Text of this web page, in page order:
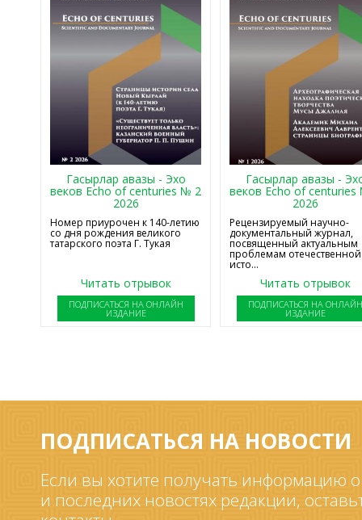
Гасырлар авазы - Эхо
веков Echo of centuries № 2
2026
Номер приурочен к 140-летию
со дня рождения великого
татарского поэта Г. Тукая
Читать отрывок
ПОДПИСАТЬСЯ НА ОНЛАЙН
ИЗДАНИЕ
Гасырлар авазы -
веков Echo of
2026
Рецензируемый научно-
документальный журнал,
посвященный актуальным
проблемам отечественной
исто...
Читать отрывок
ПОДПИСАТЬСЯ НА
ИЗДАНИЕ
ПОДПИСАТЬСЯ НА НОВОСТИ
Если вы хотите получать информацию
и последних новостях редакции,